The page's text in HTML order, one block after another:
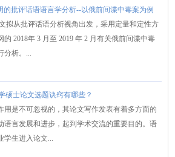
的批评话语语言学分析--以俄前间谍中毒案为例
拟从批评话语分析视角出发，采用定量和定性方
2018年 3 月至 2019 年 2 月有关俄前间谍中毒
析。...
硕士论文选题诀窍有哪些？
用是不可忽视的，其论文写作发表有着多方面的
语言发展和进步，起到学术交流的重要目的。语
生进入论文...